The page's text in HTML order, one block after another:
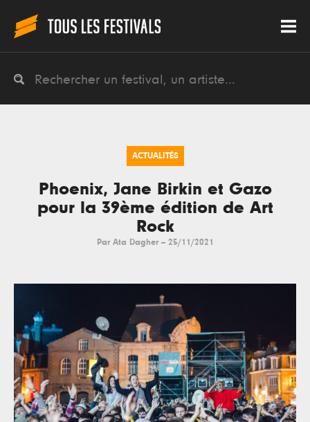
ACTUALITÉS
Phoenix, Jane Birkin et Gazo
pour la 39ème édition de Art
Rock
Par Ata Dagher -- 25/11/2021